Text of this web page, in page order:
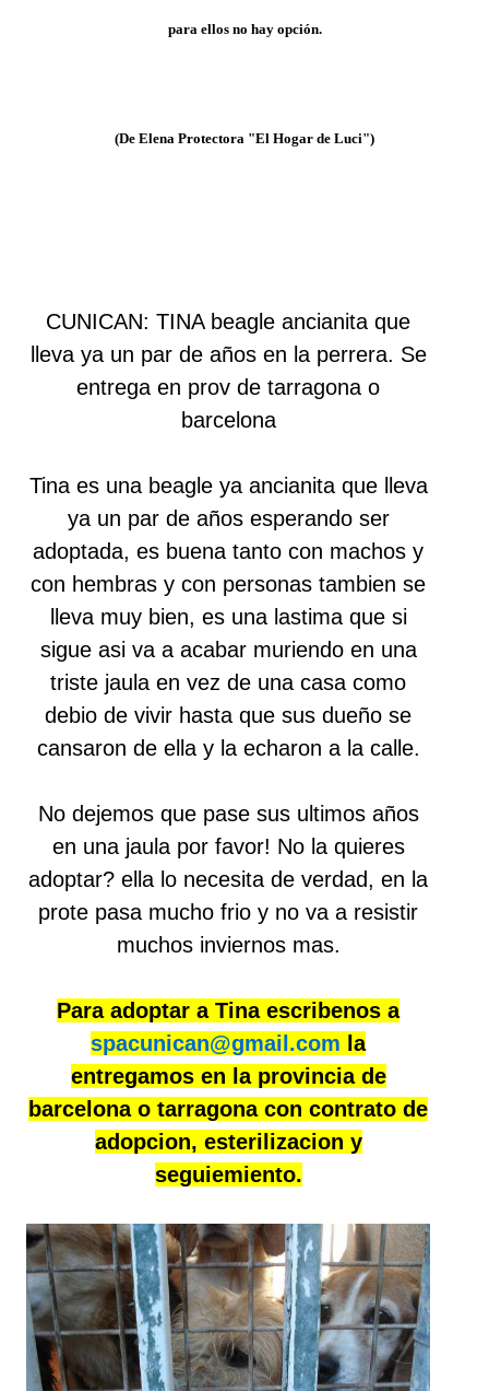
para ellos no hay opción.
(De Elena Protectora "El Hogar de Luci")
CUNICAN: TINA beagle ancianita que
lleva ya un par de años en la perrera. Se
entrega en prov de tarragona o
barcelona
Tina es una beagle ya ancianita que lleva
ya un par de años esperando ser
adoptada, es buena tanto con machos y
con hembras y con personas tambien se
lleva muy bien, es una lastima que si
sigue asi va a acabar muriendo en una
triste jaula en vez de una casa como
debio de vivir hasta que sus dueño se
cansaron de ella y la echaron a la calle.
No dejemos que pase sus ultimos años
en una jaula por favor! No la quieres
adoptar? ella lo necesita de verdad, en la
prote pasa mucho frio y no va a resistir
muchos inviernos mas.
Para adoptar a Tina escribenos a
spacunican@gmail.com la
entregamos en la provincia de
barcelona o tarragona con contrato de
adopcion, esterilizacion y
seguiemiento.